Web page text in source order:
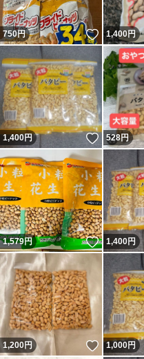
750円 いいね！
1,400円
1,400円 いいね！
528円
1,579円 いいね！
1,400円
1,200円 いいね！
1,000円